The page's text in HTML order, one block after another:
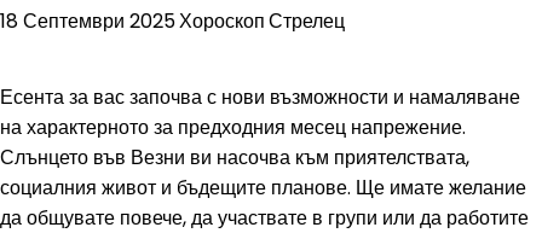
18 Септември 2025ХороскопСтрелец
Есента за вас започва с нови възможности и намаляване
на характерното за предходния месец напрежение.
Слънцето във Везни ви насочва към приятелствата,
социалния живот и бъдещите планове. Ще имате желание
да общувате повече, да участвате в групи или да работите